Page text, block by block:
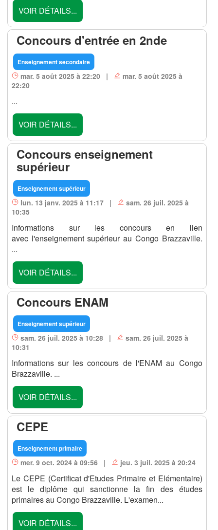
VOIR DÉTAILS...
Concours d'entrée en 2nde
Enseignement secondaire
mar. 5 août 2025 à 22:20 |
mar. 5 août 2025 à
22:20
...
VOIR DÉTAILS...
Concours enseignement
supérieur
Enseignement supérieur
lun. 13 janv. 2025 à 11:17 |
sam. 26 juil. 2025 à
10:35
Informations sur les concours en lien
avec l'enseignement supérieur au Congo Brazzaville.
...
VOIR DÉTAILS...
Concours ENAM
Enseignement supérieur
sam. 26 juil. 2025 à 10:28 |
sam. 26 juil. 2025 à
10:31
Informations sur les concours de l'ENAM au Congo
Brazzaville. ...
VOIR DÉTAILS...
CEPE
Enseignement primaire
mer. 9 oct. 2024 à 09:56 | jeu. 3 juil. 2025 à 20:24
Le CEPE (Certificat d'Etudes Primaire et Elémentaire)
est le diplôme qui sanctionne la fin des études
primaires au Congo Brazzaville. L'examen...
VOIR DÉTAILS...